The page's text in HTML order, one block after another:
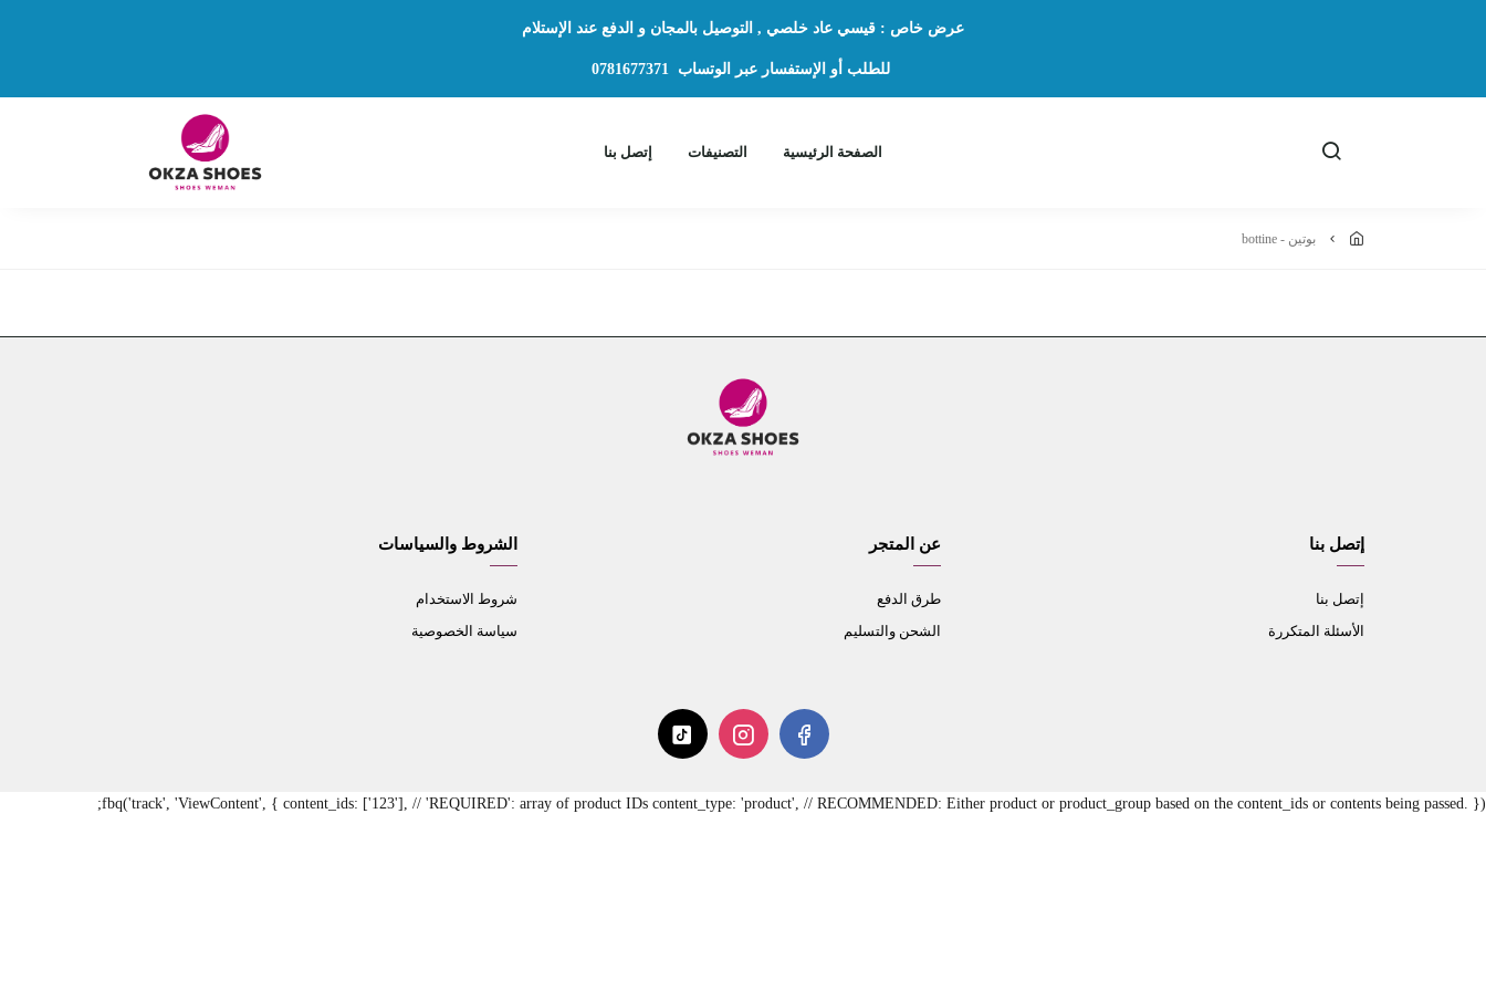
عرض خاص : قيسي عاد خلصي , التوصيل بالمجان و الدفع عند الإستلام
للطلب أو الإستفسار عبر الوتساب 0781677371
الصفحة الرئيسية التصنيفات إتصل بنا
بوتين - bottine
إتصل بنا
إتصل بنا
الأسئلة المتكررة
عن المتجر
طرق الدفع
الشحن والتسليم
الشروط والسياسات
شروط الاستخدام
سياسة الخصوصية
fbq('track', 'ViewContent', { content_ids: ['123'], // 'REQUIRED': array of product IDs content_type: 'product', // RECOMMENDED: Either product or product_group based on the content_ids or contents being passed. });